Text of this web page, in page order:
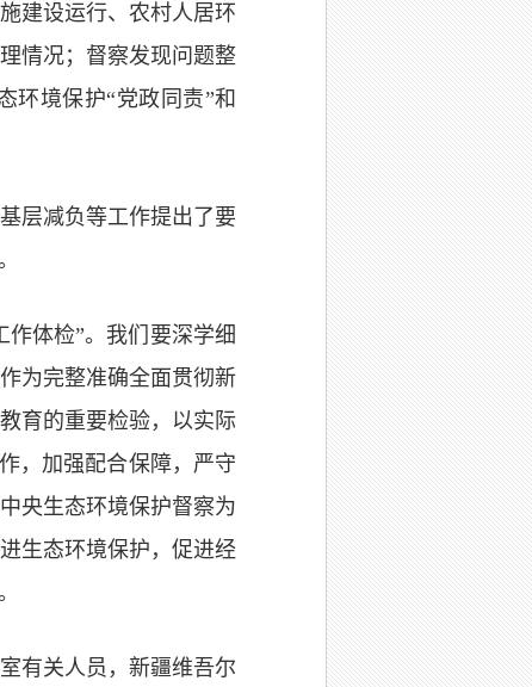
建设运行、农村人居环
情况；督察发现问题整
环境保护“党政同责”和
层减负等工作提出了要
体检”。我们要深学细
为完整准确全面贯彻新
育的重要检验，以实际
，加强配合保障，严守
央生态环境保护督察为
生态环境保护，促进经
有关人员，新疆维吾尔